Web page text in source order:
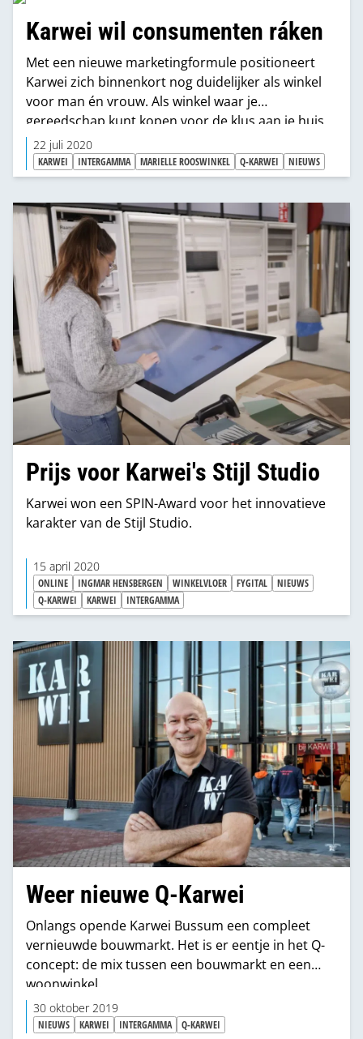
Karwei wil consumenten ráken
Met een nieuwe marketingformule positioneert
Karwei zich binnenkort nog duidelijker als winkel
voor man én vrouw. Als winkel waar je
gereedschap kunt kopen voor de klus aan je huis
of tuin, maar ook de meubelen, vloeren en
verlichting om dat huis in te richten. "Karwei was
lange tijd een rationeel merk. Nu willen we
mensen inspireren, ze ráken."
22 juli 2020
KARWEI INTERGAMMA MARIELLE ROOSWINKEL Q-KARWEI NIEUWS
Prijs voor Karwei's Stijl Studio
Karwei won een SPIN-Award voor het innovatieve
karakter van de Stijl Studio.
15 april 2020
ONLINE INGMAR HENSBERGEN WINKELVLOER FYGITAL
NIEUWS
Q-KARWEI
KARWEI INTERGAMMA
Weer nieuwe Q-Karwei
Onlangs opende Karwei Bussum een compleet
vernieuwde bouwmarkt. Het is er eentje in het Q-
concept: de mix tussen een bouwmarkt en een
woonwinkel.
30 oktober 2019
NIEUWS KARWEI INTERGAMMA Q-KARWEI